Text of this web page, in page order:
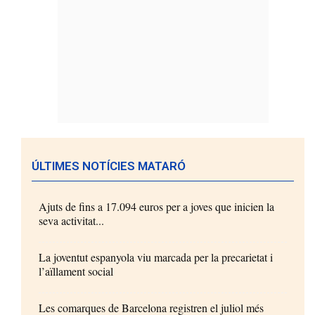
ÚLTIMES NOTÍCIES MATARÓ
Ajuts de fins a 17.094 euros per a joves que inicien la
seva activitat...
La joventut espanyola viu marcada per la precarietat i
l’aïllament social
Les comarques de Barcelona registren el juliol més